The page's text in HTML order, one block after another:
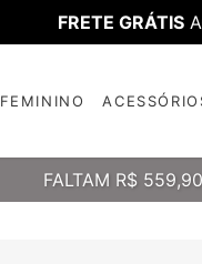
FRETE GRÁTIS
FEMININO
FALTAM R$ 559,90